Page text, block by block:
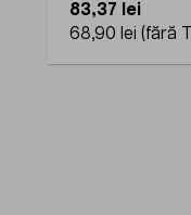
83,37 lei
68,90 lei